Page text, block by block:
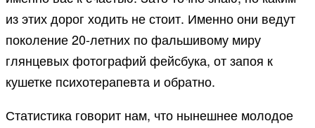
из этих дорог ходить не стоит. Именно они ведут
поколение 20-летних по фальшивому миру
глянцевых фотографий фейсбука, от запоя к
кушетке психотерапевта и обратно.
Статистика говорит нам, что нынешнее молодое